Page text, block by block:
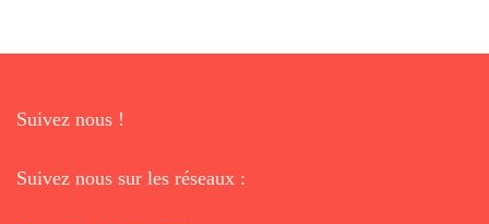
Suivez nous !
Suivez nous sur les réseaux :